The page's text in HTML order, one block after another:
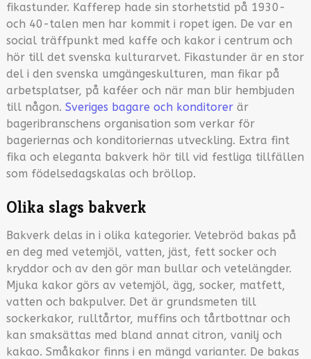
fikastunder. Kafferep hade sin storhetstid på 1930-
och 40-talen men har kommit i ropet igen. De var en
social träffpunkt med kaffe och kakor i centrum och
hör till det svenska kulturarvet. Fikastunder är en stor
del i den svenska umgängeskulturen, man fikar på
arbetsplatser, på kaféer och när man blir hembjuden
till någon. Sveriges bagare och konditorerär
bageribranschens organisation som verkar för
bageriernas och konditoriernas utveckling. Extra fint
fika och eleganta bakverk hör till vid festliga tillfällen
som födelsedagskalas och bröllop.
Olika slags bakverk
Bakverk delas in i olika kategorier. Vetebröd bakas på
en deg med vetemjöl, vatten, jäst, fett socker och
kryddor och av den gör man bullar och vetelängder.
Mjuka kakor görs av vetemjöl, ägg, socker, matfett,
vatten och bakpulver. Det är grundsmeten till
sockerkakor, rulltårtor, muffins och tårtbottnar och
kan smaksättas med bland annat citron, vanilj och
kakao. Småkakor finns i en mängd varianter. De bakas